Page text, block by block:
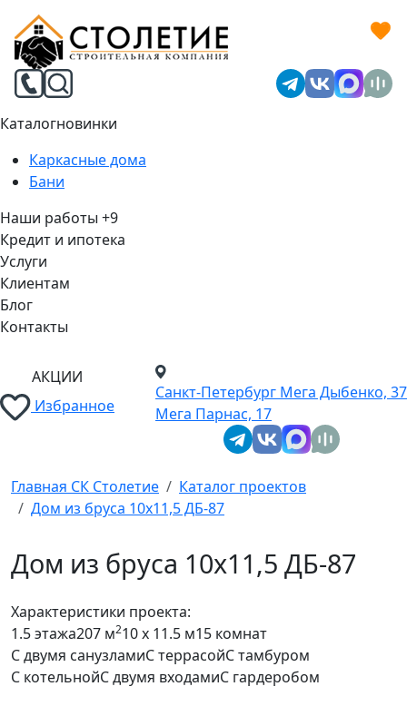
Каталогновинки
Каркасные дома
Бани
Наши работы +9
Кредит и ипотека
Услуги
Клиентам
Блог
Контакты
АКЦИИ
Избранное
Санкт-Петербург Мега Дыбенко, 37
Мега Парнас, 17
Главная СК Столетие
Каталог проектов
Дом из бруса 10х11,5 ДБ-87
Дом из бруса 10х11,5 ДБ-87
Характеристики проекта:
1.5 этажа207 м210 x 11.5 м15 комнат
С двумя санузламиС террасойС тамбуром
С котельнойС двумя входамиС гардеробом